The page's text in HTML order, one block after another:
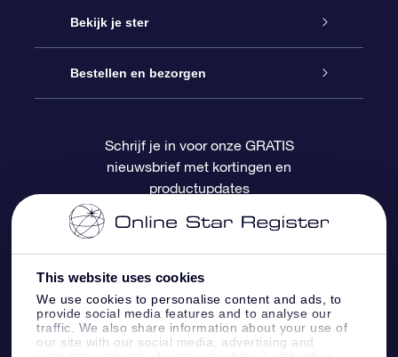
This website uses cookies
We use cookies to personalise content and ads, to
provide social media features and to analyse our
traffic. We also share information about your use of
our site with our social media, advertising and
Contact
Blog
OSR Recensies
Online Star Gift
OSR Cadeaupakket
OSR Cadeaukaart
Relatiegeschenken
Bekijk je ster
Sterrenregister
Gepersonaliseerde sterrenpagina
One Million Stars
OSR Starsaver
Fly me to the Stars App
Bestellen en bezorgen
Betalingsinformatie
Verzendinformatie
Retourbeleid
Constellaties
Schrijf je in voor onze GRATIS
nieuwsbrief met kortingen en
productupdates